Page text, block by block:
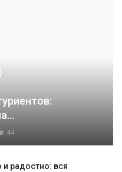
44
и радостно: вся